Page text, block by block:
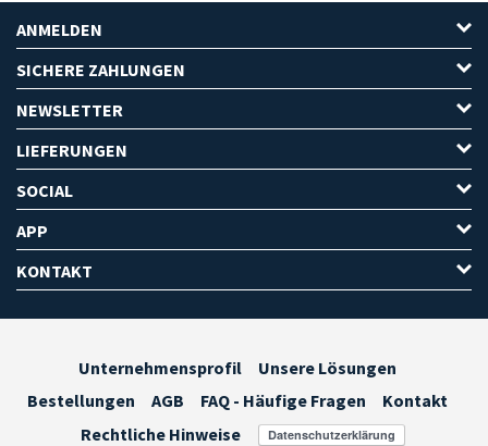
ANMELDEN
SICHERE ZAHLUNGEN
NEWSLETTER
LIEFERUNGEN
SOCIAL
APP
KONTAKT
Unternehmensprofil
Unsere Lösungen
Bestellungen
AGB FAQ - Häufige Fragen
Kontakt
Rechtliche Hinweise